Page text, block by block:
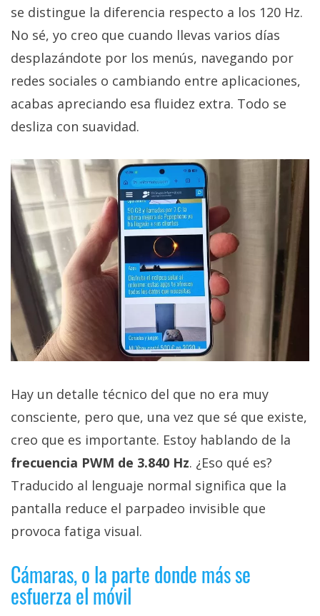
se distingue la diferencia respecto a los 120 Hz.
No sé, yo creo que cuando llevas varios días
desplazándote por los menús, navegando por
redes sociales o cambiando entre aplicaciones,
acabas apreciando esa fluidez extra. Todo se
desliza con suavidad.
Hay un detalle técnico del que no era muy
consciente, pero que, una vez que sé que existe,
creo que es importante. Estoy hablando de la
frecuencia PWM de 3.840 Hz. ¿Eso qué es?
Traducido al lenguaje normal significa que la
pantalla reduce el parpadeo invisible que
provoca fatiga visual.
Cámaras, o la parte donde más se
esfuerza el móvil